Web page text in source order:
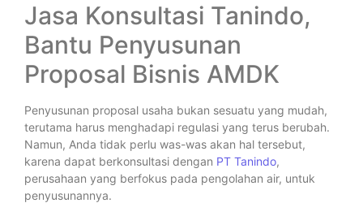
Jasa Konsultasi Tanindo,
Bantu Penyusunan
Proposal Bisnis AMDK
Penyusunan proposal usaha bukan sesuatu yang mudah,
terutama harus menghadapi regulasi yang terus berubah.
Namun, Anda tidak perlu was-was akan hal tersebut,
karena dapat berkonsultasi dengan PT Tanindo,
perusahaan yang berfokus pada pengolahan air, untuk
penyusunannya.